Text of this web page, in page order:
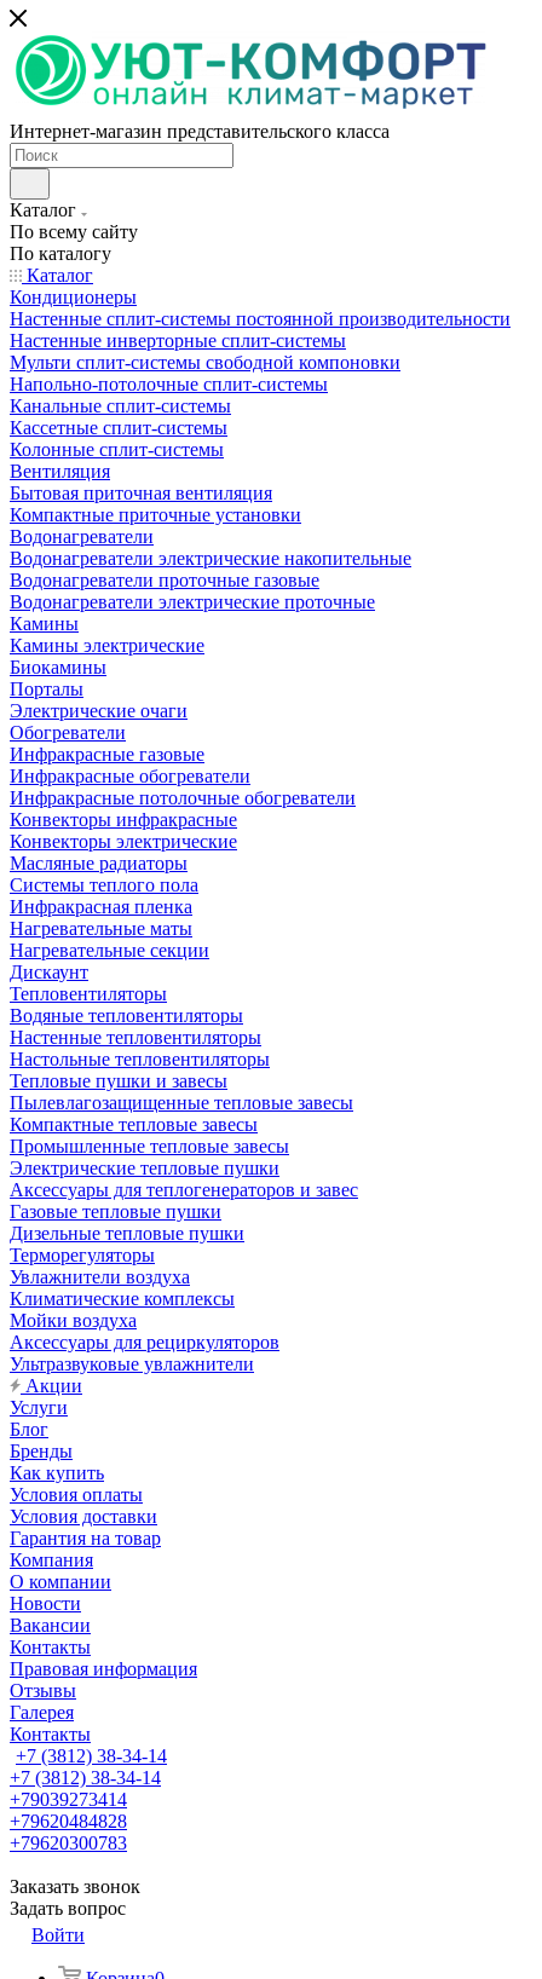
Интернет-магазин представительского класса
Каталог
По всему сайту
По каталогу
Каталог
Кондиционеры
Настенные сплит-системы постоянной производительности
Настенные инверторные сплит-системы
Мульти сплит-системы свободной компоновки
Напольно-потолочные сплит-системы
Канальные сплит-системы
Кассетные сплит-системы
Колонные сплит-системы
Вентиляция
Бытовая приточная вентиляция
Компактные приточные установки
Водонагреватели
Водонагреватели электрические накопительные
Водонагреватели проточные газовые
Водонагреватели электрические проточные
Камины
Камины электрические
Биокамины
Порталы
Электрические очаги
Обогреватели
Инфракрасные газовые
Инфракрасные обогреватели
Инфракрасные потолочные обогреватели
Конвекторы инфракрасные
Конвекторы электрические
Масляные радиаторы
Системы теплого пола
Инфракрасная пленка
Нагревательные маты
Нагревательные секции
Дискаунт
Тепловентиляторы
Водяные тепловентиляторы
Настенные тепловентиляторы
Настольные тепловентиляторы
Тепловые пушки и завесы
Пылевлагозащищенные тепловые завесы
Компактные тепловые завесы
Промышленные тепловые завесы
Электрические тепловые пушки
Аксессуары для теплогенераторов и завес
Газовые тепловые пушки
Дизельные тепловые пушки
Терморегуляторы
Увлажнители воздуха
Климатические комплексы
Мойки воздуха
Аксессуары для рециркуляторов
Ультразвуковые увлажнители
Акции
Услуги
Блог
Бренды
Как купить
Условия оплаты
Условия доставки
Гарантия на товар
Компания
О компании
Новости
Вакансии
Контакты
Правовая информация
Отзывы
Галерея
Контакты
+7 (3812) 38-34-14
+7 (3812) 38-34-14
+79039273414
+79620484828
+79620300783
Заказать звонок
Задать вопрос
Войти